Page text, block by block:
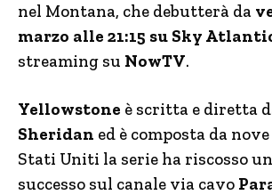
nel Montana, che debutterà da
marzo alle 21:15 su Sky
streaming su NowTV.
Yellowstone è scritta e diretta
Sheridan ed è composta da
Stati Uniti la serie ha riscosso
successo sul canale via cavo